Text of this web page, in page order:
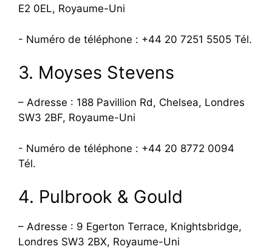
E2 0EL, Royaume-Uni
- Numéro de téléphone : +44 20 7251 5505 Tél.
3. Moyses Stevens
– Adresse : 188 Pavillion Rd, Chelsea, Londres
SW3 2BF, Royaume-Uni
- Numéro de téléphone : +44 20 8772 0094
Tél.
4. Pulbrook & Gould
– Adresse : 9 Egerton Terrace, Knightsbridge,
Londres SW3 2BX, Royaume-Uni